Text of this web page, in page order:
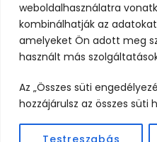
weboldalhasználatra
kombinálhatják az
amelyeket Ön adott meg
használt más
Az „Összes süti
hozzájárulsz az összes süti
Testreszabás